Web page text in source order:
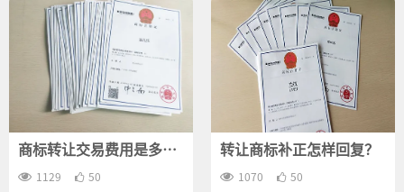
商标转让交易费用是多
少？
1129 50
转让商标补正怎样回复？
1070 50